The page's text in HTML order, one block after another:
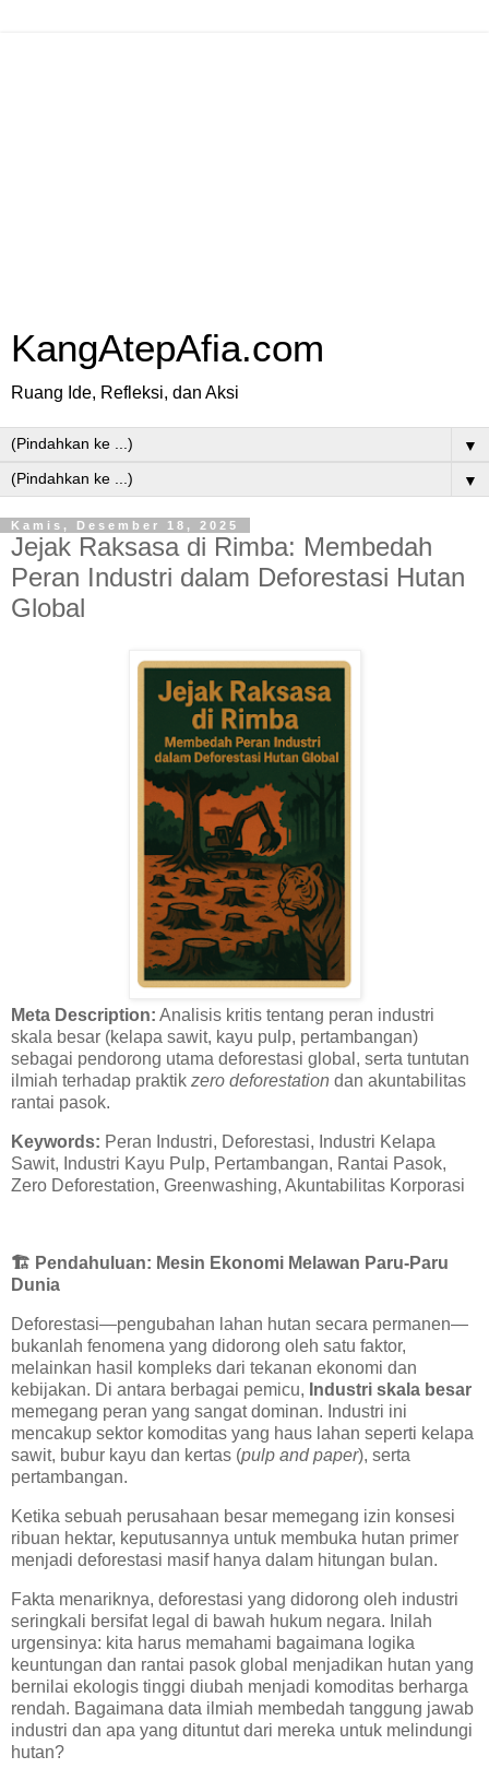
KangAtepAfia.com
Ruang Ide, Refleksi, dan Aksi
▼
▼
Kamis, Desember 18, 2025
Jejak Raksasa di Rimba: Membedah
Peran Industri dalam Deforestasi Hutan
Global
Meta Description: Analisis kritis tentang peran industri
skala besar (kelapa sawit, kayu pulp, pertambangan)
sebagai pendorong utama deforestasi global, serta tuntutan
ilmiah terhadap praktik zero deforestation dan akuntabilitas
rantai pasok.
Keywords: Peran Industri, Deforestasi, Industri Kelapa
Sawit, Industri Kayu Pulp, Pertambangan, Rantai Pasok,
Zero Deforestation, Greenwashing, Akuntabilitas Korporasi
🏗️ Pendahuluan: Mesin Ekonomi Melawan Paru-Paru
Dunia
Deforestasi—pengubahan lahan hutan secara permanen—
bukanlah fenomena yang didorong oleh satu faktor,
melainkan hasil kompleks dari tekanan ekonomi dan
kebijakan. Di antara berbagai pemicu, Industri skala besar
memegang peran yang sangat dominan. Industri ini
mencakup sektor komoditas yang haus lahan seperti kelapa
sawit, bubur kayu dan kertas (pulp and paper), serta
pertambangan.
Ketika sebuah perusahaan besar memegang izin konsesi
ribuan hektar, keputusannya untuk membuka hutan primer
menjadi deforestasi masif hanya dalam hitungan bulan.
Fakta menariknya, deforestasi yang didorong oleh industri
seringkali bersifat legal di bawah hukum negara. Inilah
urgensinya: kita harus memahami bagaimana logika
keuntungan dan rantai pasok global menjadikan hutan yang
bernilai ekologis tinggi diubah menjadi komoditas berharga
rendah. Bagaimana data ilmiah membedah tanggung jawab
industri dan apa yang dituntut dari mereka untuk melindungi
hutan?